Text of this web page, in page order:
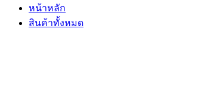
หน้าหลัก
สินค้าทั้งหมด